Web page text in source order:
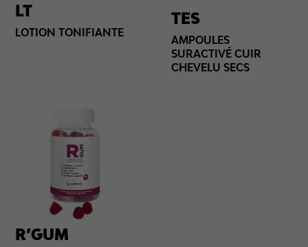
LT
LOTION TONIFIANTE
TES
AMPOULES
SURACTIVÉ CUIR
CHEVELU SECS
R’GUM